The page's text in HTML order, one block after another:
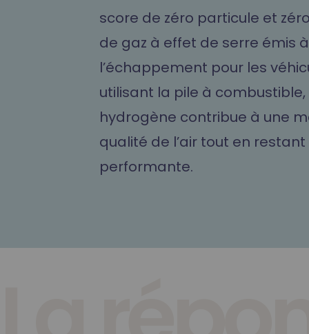
Formation Hydrogène
score de zéro particule et
de gaz à effet de serre émis à
l’échappement pour les
utilisant la pile à
hydrogène contribue à une
qualité de l’air tout en
performante.